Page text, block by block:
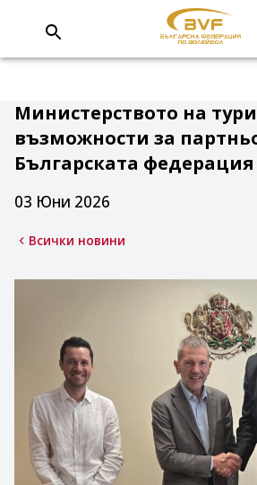
Министерството на
възможности за
Българската
03 Юни 2026
Всички новини